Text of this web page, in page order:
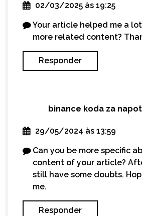
02/03/2025 às 19:25
Your article helped me a
more related content?
Responder
binance koda za
29/05/2024 às 13:59
Can you be more specific
content of your article?
still have some doubts.
me.
Responder